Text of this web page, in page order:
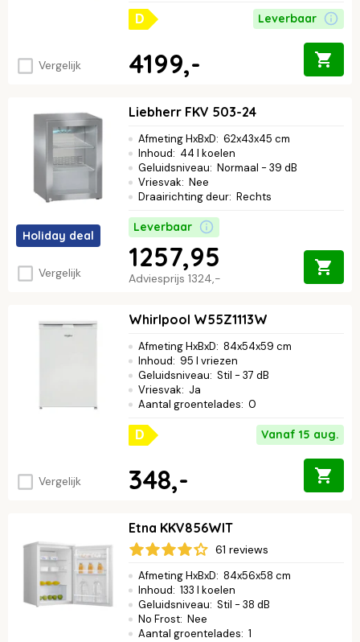
Vergelijk
D Leverbaar
4199,-
Holiday deal
Vergelijk
Liebherr FKV 503-24
Afmeting HxBxD: 62x43x45 cm
Inhoud: 44 l koelen
Geluidsniveau: Normaal - 39 dB
Vriesvak: Nee
Draairichting deur: Rechts
Leverbaar
Adviesprijs 1324,-
1257,95
Vergelijk
Whirlpool W55Z1113W
Afmeting HxBxD: 84x54x59 cm
Inhoud: 95 l vriezen
Geluidsniveau: Stil - 37 dB
Vriesvak: Ja
Aantal groentelades: 0
D Vanaf 15 aug.
348,-
Etna KKV856WIT
61 reviews
Afmeting HxBxD: 84x56x58 cm
Inhoud: 133 l koelen
Geluidsniveau: Stil - 38 dB
No Frost: Nee
Aantal groentelades: 1